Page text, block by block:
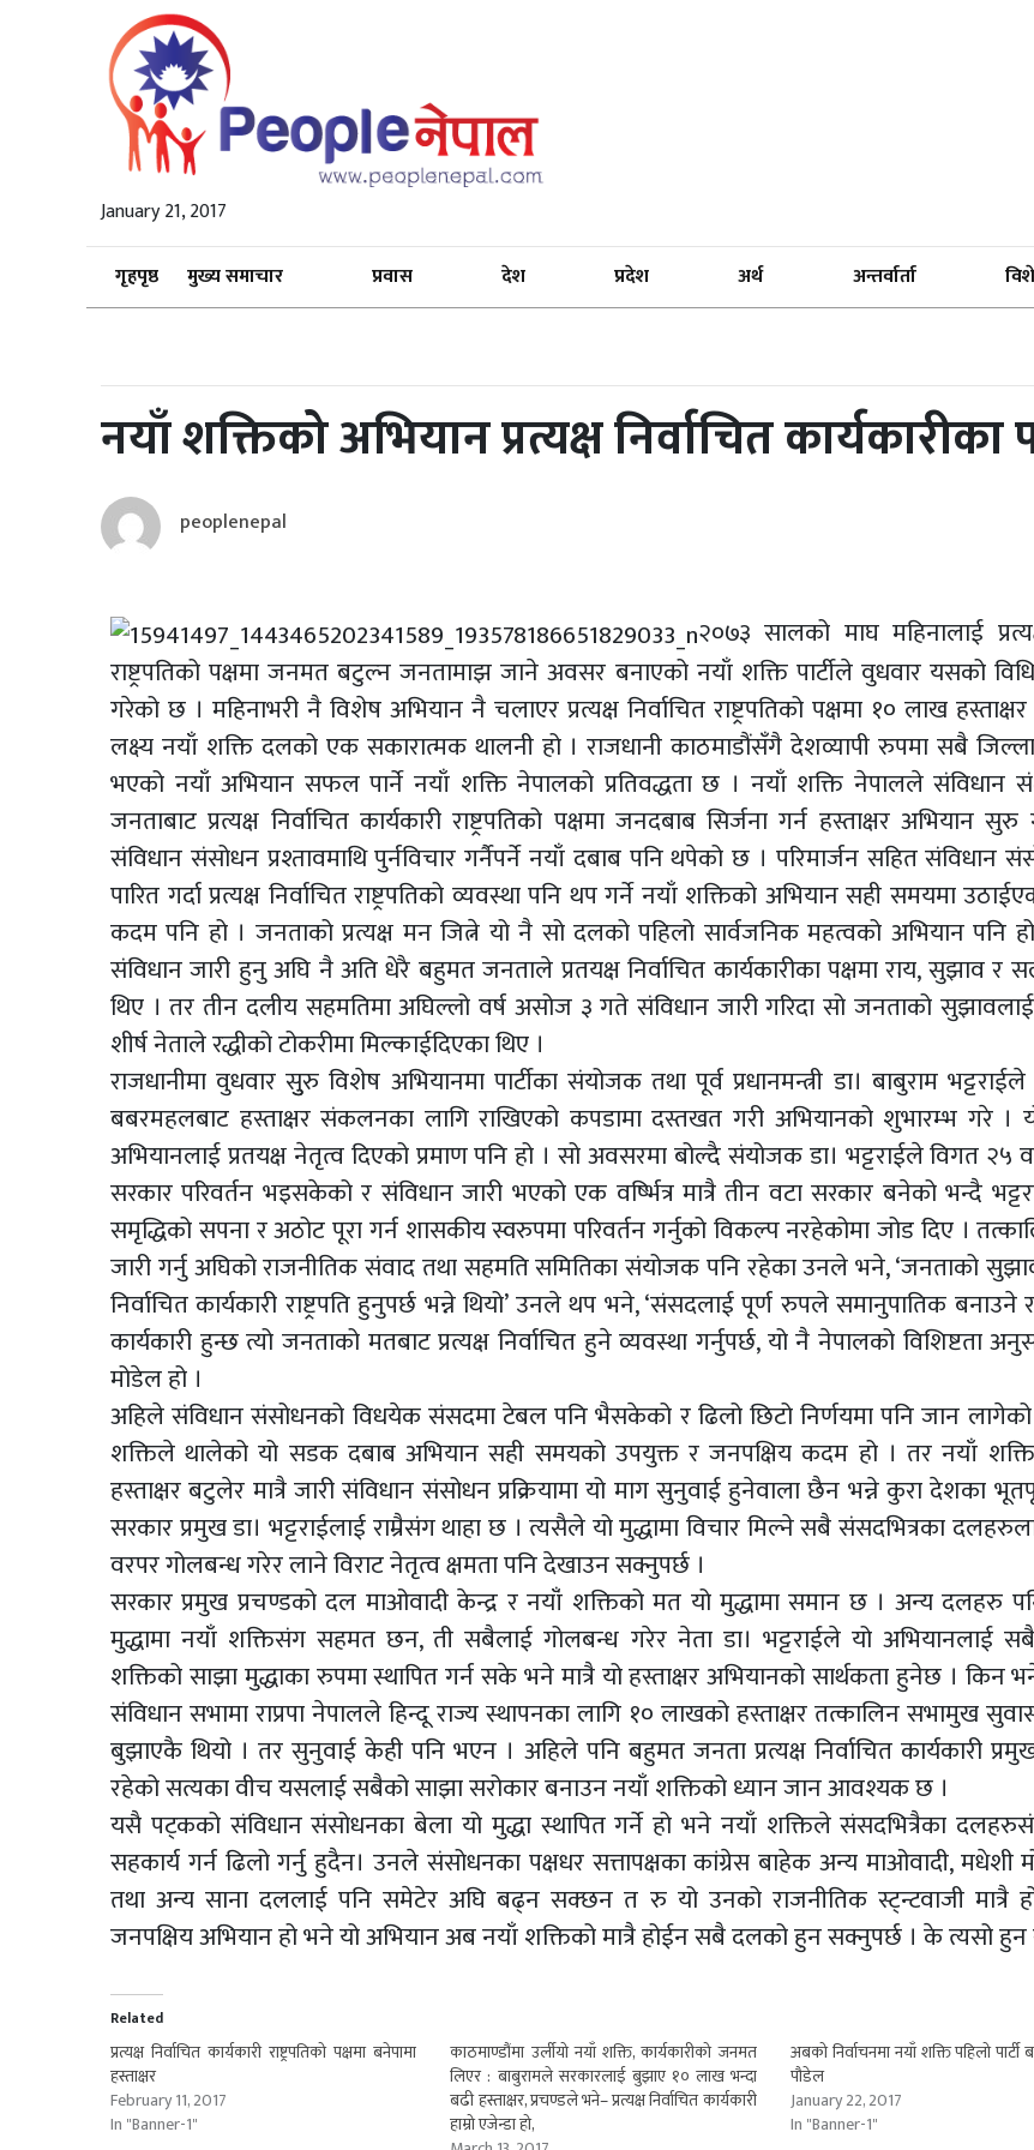
January 21, 2017
गृहपृष्ठ
मुख्य समाचार प्रवास देश प्रदेश अर्थ अन्तर्वार्ता
नयाँ शक्तिको अभियान प्रत्यक्ष निर्वाचित कार्यकारीका
peoplenepal
२०७३ सालको माघ महिनालाई
राष्ट्रपतिको पक्षमा जनमत बटुल्न जनतामाझ जाने अवसर बनाएको नयाँ शक्ति पार्टीले वुधवार यसको
गरेको छ । महिनाभरी नै विशेष अभियान नै चलाएर प्रत्यक्ष निर्वाचित राष्ट्रपतिको पक्षमा १० लाख
लक्ष्य नयाँ शक्ति दलको एक सकारात्मक थालनी हो । राजधानी काठमाडौंसँगै देशव्यापी रुपमा सबै
भएको नयाँ अभियान सफल पार्ने नयाँ शक्ति नेपालको प्रतिवद्धता छ । नयाँ शक्ति नेपालले संविधान
जनताबाट प्रत्यक्ष निर्वाचित कार्यकारी राष्ट्रपतिको पक्षमा जनदबाब सिर्जना गर्न हस्ताक्षर अभियान
संविधान संसोधन प्रश्तावमाथि पुर्नविचार गर्नैपर्ने नयाँ दबाब पनि थपेको छ । परिमार्जन सहित संविधान
पारित गर्दा प्रत्यक्ष निर्वाचित राष्ट्रपतिको व्यवस्था पनि थप गर्ने नयाँ शक्तिको अभियान सही समयमा
कदम पनि हो । जनताको प्रत्यक्ष मन जित्ने यो नै सो दलको पहिलो सार्वजनिक महत्वको अभियान पनि
संविधान जारी हुनु अघि नै अति धेरै बहुमत जनताले प्रतयक्ष निर्वाचित कार्यकारीका पक्षमा राय, सुझाव र
थिए । तर तीन दलीय सहमतिमा अघिल्लो वर्ष असोज ३ गते संविधान जारी गरिदा सो जनताको
शीर्ष नेताले रद्धीको टोकरीमा मिल्काईदिएका थिए ।
राजधानीमा वुधवार सुुरु विशेष अभियानमा पार्टीका संयोजक तथा पूर्व प्रधानमन्त्री डा। बाबुराम
बबरमहलबाट हस्ताक्षर संकलनका लागि राखिएको कपडामा दस्तखत गरी अभियानको शुभारम्भ गरे
अभियानलाई प्रतयक्ष नेतृत्व दिएको प्रमाण पनि हो । सो अवसरमा बोल्दै संयोजक डा। भट्टराईले विगत २५
सरकार परिवर्तन भइसकेको र संविधान जारी भएको एक वर्ष्भित्र मात्रै तीन वटा सरकार बनेको भन्दै
समृद्धिको सपना र अठोट पूरा गर्न शासकीय स्वरुपमा परिवर्तन गर्नुको विकल्प नरहेकोमा जोड दिए ।
जारी गर्नु अघिको राजनीतिक संवाद तथा सहमति समितिका संयोजक पनि रहेका उनले भने, ‘जनताको सुझाव
निर्वाचित कार्यकारी राष्ट्रपति हुनुपर्छ भन्ने थियो’ उनले थप भने, ‘संसदलाई पूर्ण रुपले समानुपातिक बनाउने
कार्यकारी हुन्छ त्यो जनताको मतबाट प्रत्यक्ष निर्वाचित हुने व्यवस्था गर्नुपर्छ, यो नै नेपालको विशिष्टता
मोडेल हो ।
अहिले संविधान संसोधनको विधयेक संसदमा टेबल पनि भैसकेको र ढिलो छिटो निर्णयमा पनि जान
शक्तिले थालेको यो सडक दबाब अभियान सही समयको उपयुक्त र जनपक्षिय कदम हो । तर नयाँ
हस्ताक्षर बटुलेर मात्रै जारी संविधान संसोधन प्रक्रियामा यो माग सुनुवाई हुनेवाला छैन भन्ने कुरा देशका
सरकार प्रमुख डा। भट्टराईलाई राम्रैसंग थाहा छ । त्यसैले यो मुद्धामा विचार मिल्ने सबै संसदभित्रका
वरपर गोलबन्ध गरेर लाने विराट नेतृत्व क्षमता पनि देखाउन सक्नुपर्छ ।
सरकार प्रमुख प्रचण्डको दल माओवादी केन्द्र र नयाँं शक्तिको मत यो मुद्धामा समान छ । अन्य दलहरु
मुद्धामा नयाँ शक्तिसंग सहमत छन, ती सबैलाई गोलबन्ध गरेर नेता डा। भट्टराईले यो अभियानलाई
शक्तिको साझा मुद्धाका रुपमा स्थापित गर्न सके भने मात्रै यो हस्ताक्षर अभियानको सार्थकता हुनेछ । किन
संविधान सभामा राप्रपा नेपालले हिन्दू राज्य स्थापनका लागि १० लाखको हस्ताक्षर तत्कालिन सभामुख
बुझाएकै थियो । तर सुनुवाई केही पनि भएन । अहिले पनि बहुमत जनता प्रत्यक्ष निर्वाचित कार्यकारी
रहेको सत्यका वीच यसलाई सबैको साझा सरोकार बनाउन नयाँ शक्तिको ध्यान जान आवश्यक छ ।
यसै पट्कको संविधान संसोधनका बेला यो मुद्धा स्थापित गर्ने हो भने नयाँ शक्तिले संसदभित्रैका
सहकार्य गर्न ढिलो गर्नु हुदैन। उनले संसोधनका पक्षधर सत्तापक्षका कांग्रेस बाहेक अन्य माओवादी, मधेशी
तथा अन्य साना दललाई पनि समेटेर अघि बढ्न सक्छन त रु यो उनको राजनीतिक स्ट्न्टवाजी मात्रै
जनपक्षिय अभियान हो भने यो अभियान अब नयाँ शक्तिको मात्रै होईन सबै दलको हुन सक्नुपर्छ । के त्यसो
Related
प्रत्यक्ष निर्वाचित कार्यकारी राष्ट्रपतिको पक्षमा बनेपामा
हस्ताक्षर
February 11, 2017
In "Banner-1"
काठमाण्डौंमा उर्लीयो नयाँ शक्ति, कार्यकारीको जनमत
लिएर : बाबुरामले सरकारलाई बुझाए १० लाख भन्दा
बढी हस्ताक्षर, प्रचण्डले भने– प्रत्यक्ष निर्वाचित कार्यकारी
हाम्रो एजेन्डा हो,
अबको निर्वाचनमा नयाँ शक्ति पहिलो पार्टी
पौडेल
January 22, 2017
In "Banner-1"